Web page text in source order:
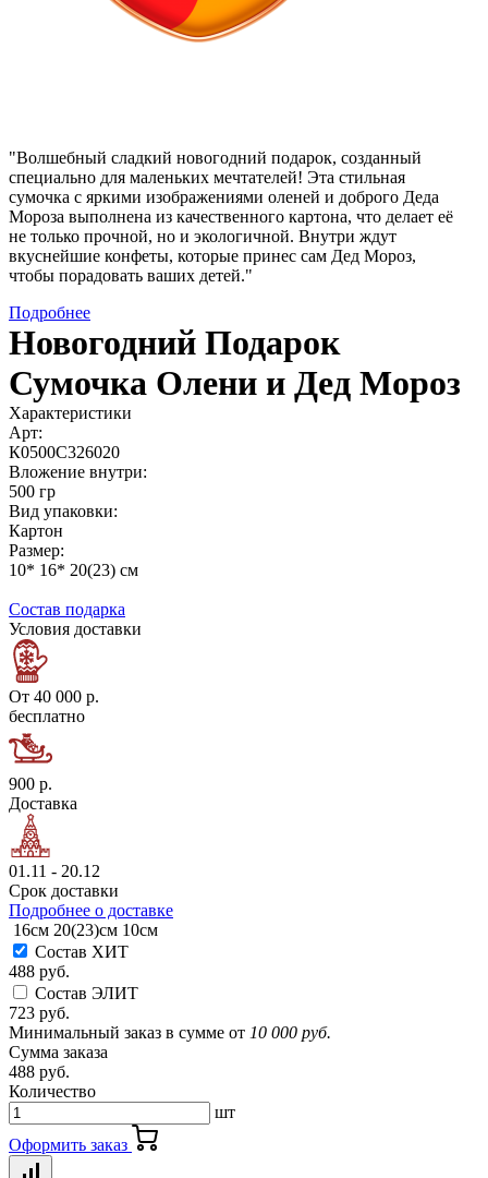
"Волшебный сладкий новогодний подарок, созданный
специально для маленьких мечтателей! Эта стильная
сумочка с яркими изображениями оленей и доброго Деда
Мороза выполнена из качественного картона, что делает её
не только прочной, но и экологичной. Внутри ждут
вкуснейшие конфеты, которые принес сам Дед Мороз,
чтобы порадовать ваших детей."
Подробнее
Новогодний Подарок
Сумочка Олени и Дед Мороз
Характеристики
Арт:
К0500С326020
Вложение внутри:
500 гр
Вид упаковки:
Картон
Размер:
10* 16* 20(23) см
Состав подарка
Условия доставки
От 40 000 р.
бесплатно
900 р.
Доставка
01.11 - 20.12
Срок доставки
Подробнее о доставке
16см 20(23)см 10см
Состав ХИТ
488 руб.
Состав ЭЛИТ
723 руб.
Минимальный заказ в сумме от 10 000 руб.
Сумма заказа
488 руб.
Количество
шт
Оформить заказ